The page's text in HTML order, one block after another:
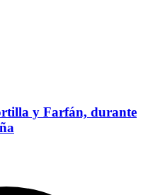
y Farfán, durante